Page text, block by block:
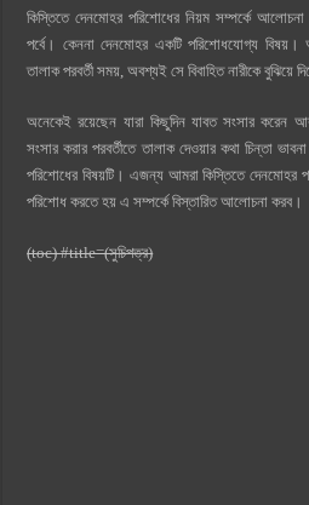
ওয়ালটন মোবাইল কিস্তিতে কেনার নিয়ম ২০২৫
ওয়ালটন টিভি কিস্তিতে কেনার নিয়ম ২০২৫
গ্রামে লাভজনক ব্যবসা ২০২৫ ও গ্রামের বাজারে
জেনে নিন, বর্তমানে মোবাইল ঘড়ি দাম কত ২০২৫
কিস্তিতে দেনমোহর পরিশোধের নিয়ম সম্পর্কে
পর্বে। কেননা দেনমোহর একটি পরিশোধযোগ্য
তালাক পরবর্তী সময়, অবশ্যই সে বিবাহিত নারীকে বুঝিয়ে
অনেকেই রয়েছেন যারা কিছুদিন যাবত সংসার করেন
সংসার করার পরবর্তীতে তালাক দেওয়ার কথা চিন্তা
পরিশোধের বিষয়টি। এজন্য আমরা কিস্তিতে দেনমোহর
পরিশোধ করতে হয় এ সম্পর্কে বিস্তারিত আলোচনা করব।
(toc) #title=(সুচিপত্র)